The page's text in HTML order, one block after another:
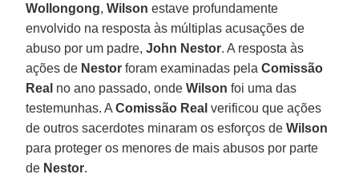
Wollongong,Wilson estave profundamente
envolvido na resposta às múltiplas acusações de
abuso por um padre,John Nestor. A resposta às
ações de Nestor foram examinadas pelaComissão
Real no ano passado, ondeWilson foi uma das
testemunhas. AComissão Real verificou que ações
de outros sacerdotes minaram os esforços deWilson
para proteger os menores de mais abusos por parte
de Nestor.